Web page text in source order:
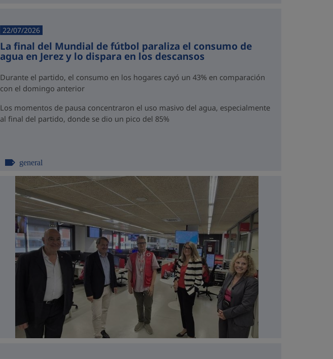
22/07/2026
La final del Mundial de fútbol paraliza el consumo de
agua en Jerez y lo dispara en los descansos
Durante el partido, el consumo en los hogares cayó un 43% en comparación
con el domingo anterior
Los momentos de pausa concentraron el uso masivo del agua, especialmente
al final del partido, donde se dio un pico del 85%
general